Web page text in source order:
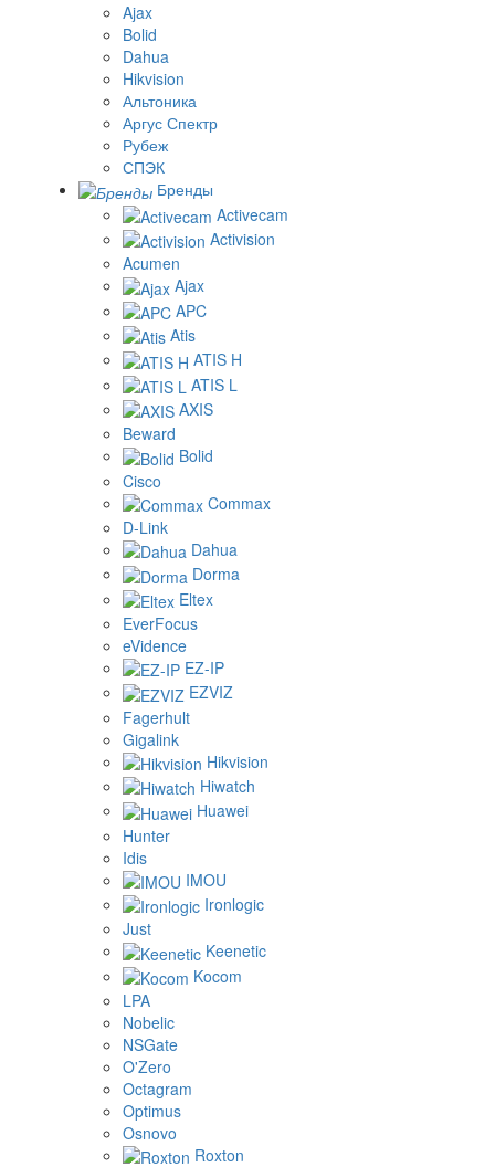
Ajax
Bolid
Dahua
Hikvision
Альтоника
Аргус Спектр
Рубеж
СПЭК
Бренды
Activecam
Activision
Acumen
Ajax
APC
Atis
ATIS H
ATIS L
AXIS
Beward
Bolid
Cisco
Commax
D-Link
Dahua
Dorma
Eltex
EverFocus
eVidence
EZ-IP
EZVIZ
Fagerhult
Gigalink
Hikvision
Hiwatch
Huawei
Hunter
Idis
IMOU
Ironlogic
Just
Keenetic
Kocom
LPA
Nobelic
NSGate
O'Zero
Octagram
Optimus
Osnovo
Roxton